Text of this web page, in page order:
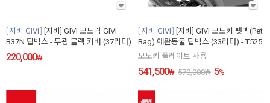
지비 GIVI
[지비] GIVI 모노락 GIVI
B37N 탑박스 - 무광 블랙 커버 (37리터)
220,000₩
지비 GIVI
[지비] GIVI 모노키 팻백(Pet
Bag) 애완동물 탑박스 (33리터) - T525
모노키 플레이트 사용
541,500₩ 570,000₩ 5%